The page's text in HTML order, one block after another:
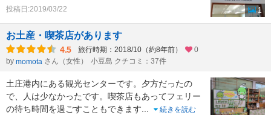
投稿日:2019/03/22
1
お土産・喫茶店があります
4.5 旅行時期：2018/10（約8年前）
0
by momota さん（女性） 小豆島 クチコミ：37件
土庄港内にある観光センターです。夕方だったの
で、人は少なかったです。喫茶店もあってフェリー
の待ち時間を過ごすこともできます
続きを読む